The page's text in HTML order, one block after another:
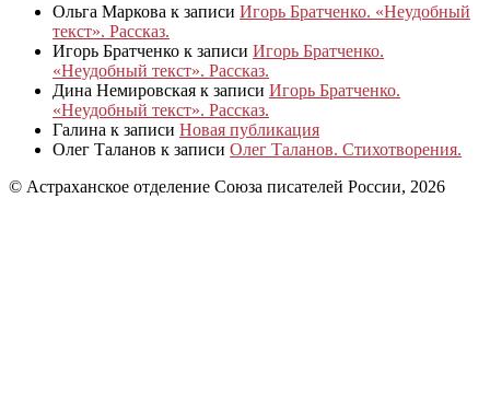
Ольга Маркова к записи Игорь Братченко. «Неудобный
текст». Рассказ.
Игорь Братченко к записи Игорь Братченко.
«Неудобный текст». Рассказ.
Дина Немировская к записи Игорь Братченко.
«Неудобный текст». Рассказ.
Галина к записи Новая публикация
Олег Таланов к записи Олег Таланов. Стихотворения.
© Астраханское отделение Союза писателей России, 2026